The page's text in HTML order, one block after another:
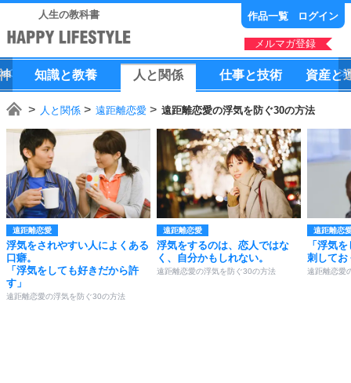
人生の教科書 作品一覧 ログイン
メルマガ登録
知識と教養 人 と 関係 仕事と技術 資産と
人と関係 遠距離恋愛 遠距離恋愛の浮気を防ぐ30の方法
遠距離恋愛
浮気をされやすい人によくある
口癖。
「浮気をしても好きだから許
す」
遠距離恋愛の浮気を防ぐ30の方法
遠距離恋愛
浮気をするのは、恋人ではな
く、自分かもしれない。
遠距離恋愛の浮気を防ぐ30の方法
遠距離恋
「浮気
刺してお
遠距離恋愛